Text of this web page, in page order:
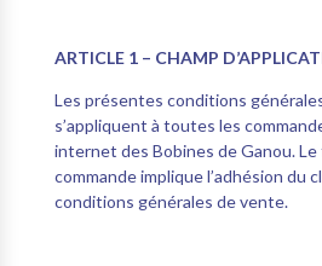
ARTICLE 1 – CHAMP
Les présentes conditions
s’appliquent à toutes les
internet des Bobines de Ganou.
commande implique l’adhésion du
conditions générales de vente.